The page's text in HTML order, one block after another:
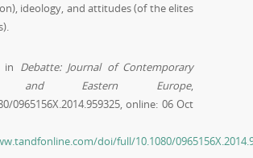
ideology, and attitudes (of the elites
in Debatte: Journal of Contemporary
and Eastern Europe,
0965156X.2014.959325, online: 06 Oct
doi/full/10.1080/